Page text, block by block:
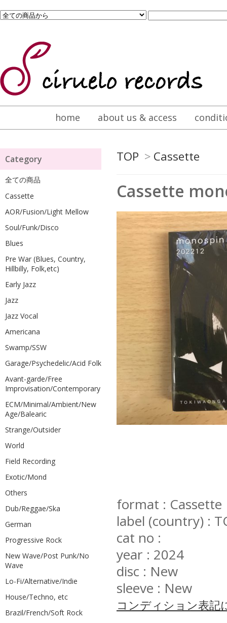
home about us & access
TOP > Cassette
Cassette
format : Cassette
label (country) :
cat no :
year : 2024
disc : New
sleeve : New
コンディション表記
Category
全ての商品
Cassette
AOR/Fusion/Light Mellow
Soul/Funk/Disco
Blues
Pre War (Blues, Country,
Hillbilly, Folk,etc)
Early Jazz
Jazz
Jazz Vocal
Americana
Swamp/SSW
Garage/Psychedelic/Acid Folk
Avant-garde/Free
Improvisation/Contemporary
ECM/Minimal/Ambient/New
Age/Balearic
Strange/Outsider
World
Field Recording
Exotic/Mond
Others
Dub/Reggae/Ska
German
Progressive Rock
New Wave/Post Punk/No
Wave
Lo-Fi/Alternative/Indie
House/Techno, etc
Brazil/French/Soft Rock